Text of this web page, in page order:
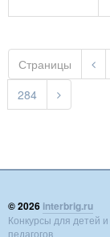
Страницы
284
© 2026 interbrig.ru
Конкурсы для детей и
педагогов